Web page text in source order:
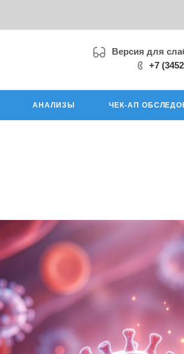
Версия для
+7
АНАЛИЗЫ ЧЕК-АП